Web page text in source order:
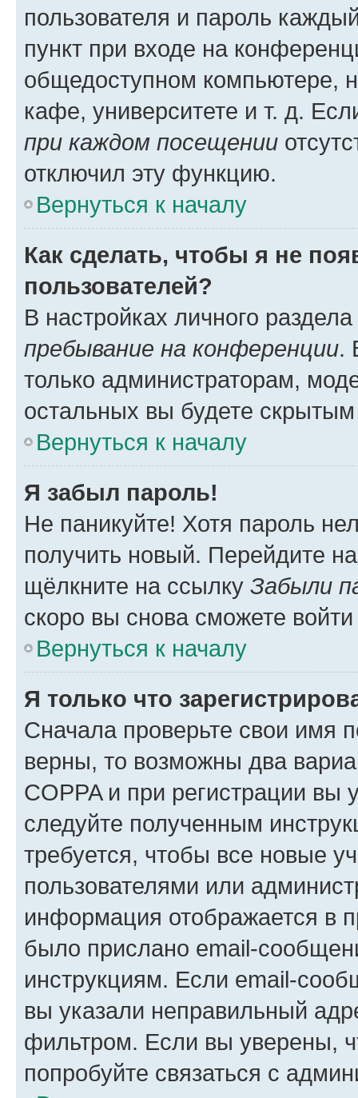
пользователя и пароль
пункт при входе на
общедоступном компьютере,
кафе, университете и т. д.
при каждом посещении
отключил эту функцию.
Вернуться к началу
Как сделать, чтобы я не
пользователей?
В настройках личного
пребывание на конференции.
только администраторам,
остальных вы будете
Вернуться к началу
Я забыл пароль!
Не паникуйте! Хотя пароль
получить новый. Перейдите
щёлкните на ссылку Забыли
скоро вы снова сможете
Вернуться к началу
Я только что
Сначала проверьте свои имя
верны, то возможны два
COPPA и при регистрации вы
следуйте полученным
требуется, чтобы все новые
пользователями или
информация отображается в
было прислано email-
инструкциям. Если email-
вы указали неправильный
фильтром. Если вы уверены,
попробуйте связаться с